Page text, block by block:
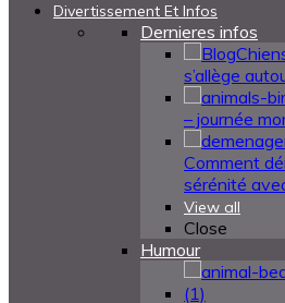
Divertissement Et Infos
Dernieres infos
s’allège
– journée
Comment
sérénité
View all
Close
Humour